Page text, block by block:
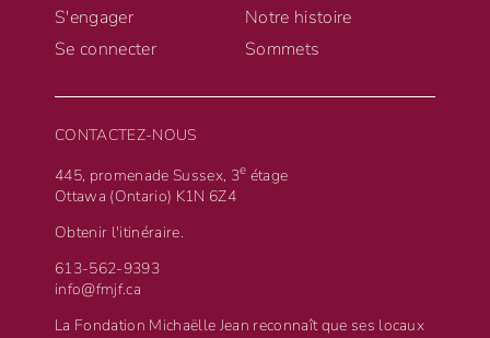
S'engager
Se connecter
Notre histoire
Sommets
CONTACTEZ-NOUS
445, promenade Sussex, 3e étage
Ottawa (Ontario) K1N 6Z4
Obtenir l'itinéraire.
613-562-9393
info@fmjf.ca
La Fondation Michaëlle Jean reconnaît que ses locaux